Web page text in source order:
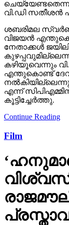
വി.ഡി സതീശന്‍
ശബരിമല
വിജയന്‍
നേതാക്കള്‍
കഴിയൂവെന്നും
എന്തുകൊണ്ട്
എന്ന്
കൂട്ടിച്ചേര്‍ത്തു.
Continue Reading
Film